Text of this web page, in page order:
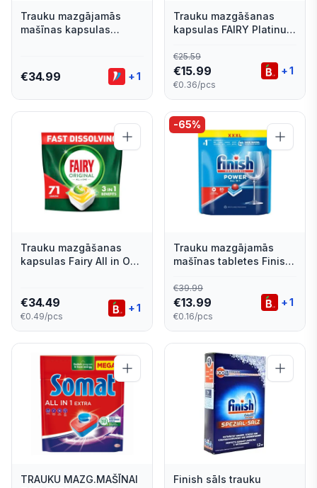
Trauku mazgājamās
mašīnas kapsulas
€34.99 +1
Trauku mazgāšanas
kapsulas FAIRY Platinum
€25.59
€15.99
€0.36/pcs
+1
Trauku mazgāšanas
kapsulas Fairy All in One
€34.49
€0.49/pcs
+1
-65%
Trauku mazgājamās
mašīnas tabletes Finish
€39.99
€13.99
€0.16/pcs
+1
TRAUKU MAZG.MAŠĪNAI
Finish sāls trauku